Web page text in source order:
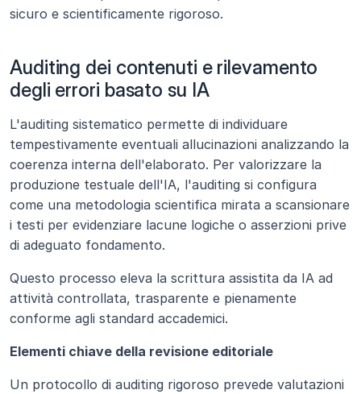
sicuro e scientificamente rigoroso.
Auditing dei contenuti e rilevamento
degli errori basato su IA
L'auditing sistematico permette di individuare
tempestivamente eventuali allucinazioni analizzando la
coerenza interna dell'elaborato. Per valorizzare la
produzione testuale dell'IA, l'auditing si configura
come una metodologia scientifica mirata a scansionare
i testi per evidenziare lacune logiche o asserzioni prive
di adeguato fondamento.
Questo processo eleva la scrittura assistita da IA ad
attività controllata, trasparente e pienamente
conforme agli standard accademici.
Elementi chiave della revisione editoriale
Un protocollo di auditing rigoroso prevede valutazioni